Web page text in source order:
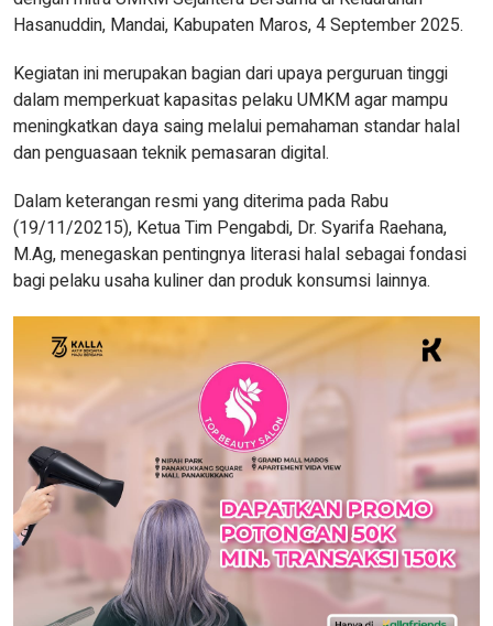
Hasanuddin, Mandai, Kabupaten Maros, 4 September 2025.
Kegiatan ini merupakan bagian dari upaya perguruan tinggi
dalam memperkuat kapasitas pelaku UMKM agar mampu
meningkatkan daya saing melalui pemahaman standar halal
dan penguasaan teknik pemasaran digital.
Dalam keterangan resmi yang diterima pada Rabu
(19/11/20215), Ketua Tim Pengabdi, Dr. Syarifa Raehana,
M.Ag, menegaskan pentingnya literasi halal sebagai fondasi
bagi pelaku usaha kuliner dan produk konsumsi lainnya.